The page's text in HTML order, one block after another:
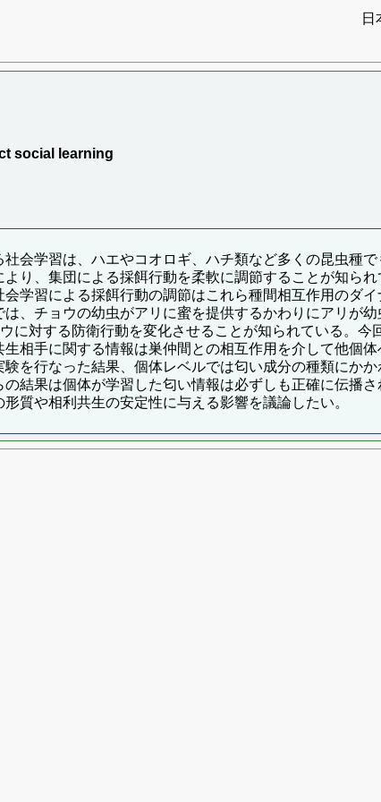
日
social learning
会学習は、ハエやコオロギ、ハチ類など多くの昆虫種
り、集団による採餌行動を柔軟に調節することが知ら
学習による採餌行動の調節はこれら種間相互作用のダ
、チョウの幼虫がアリに蜜を提供するかわりにアリが
に対する防衛行動を変化させることが知られている。
相手に関する情報は巣仲間との相互作用を介して他個
を行なった結果、個体レベルでは匂い成分の種類にか
結果は個体が学習した匂い情報は必ずしも正確に伝播
質や相利共生の安定性に与える影響を議論したい。